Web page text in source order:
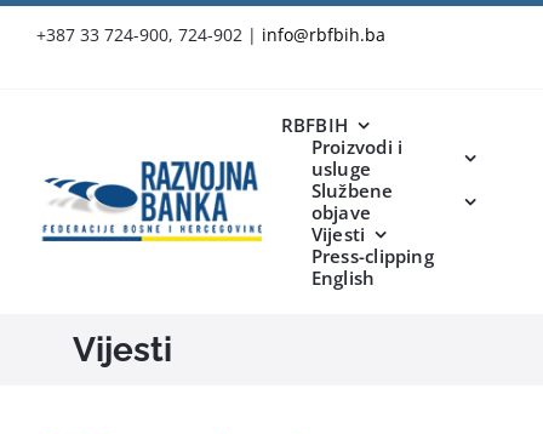
+387 33 724-900, 724-902 | info@rbfbih.ba
RBFBIH
Proizvodi i
usluge
Službene
objave
Vijesti
Press-clipping
English
Vijesti